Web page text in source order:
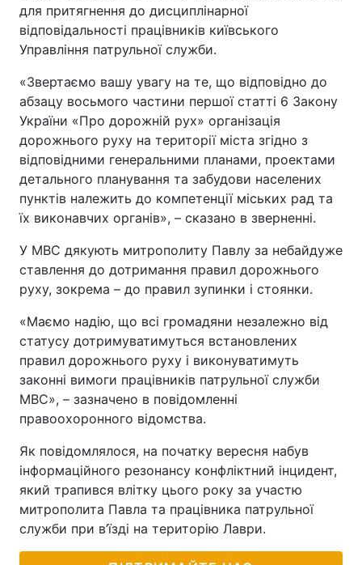
для притягнення до дисциплінарної
відповідальності працівників київського
Управління патрульної служби.
«Звертаємо вашу увагу на те, що відповідно до
абзацу восьмого частини першої статті 6 Закону
України «Про дорожній рух» організація
дорожнього руху на території міста згідно з
відповідними генеральними планами, проектами
детального планування та забудови населених
пунктів належить до компетенції міських рад та
їх виконавчих органів», – сказано в зверненні.
У МВС дякують митрополиту Павлу за небайдуже
ставлення до дотримання правил дорожнього
руху, зокрема – до правил зупинки і стоянки.
«Маємо надію, що всі громадяни незалежно від
статусу дотримуватимуться встановлених
правил дорожнього руху і виконуватимуть
законні вимоги працівників патрульної служби
МВС», – зазначено в повідомленні
правоохоронного відомства.
Як повідомлялося, на початку вересня набув
інформаційного резонансу конфліктний інцидент,
який трапився влітку цього року за участю
митрополита Павла та працівника патрульної
служби при в’їзді на територію Лаври.